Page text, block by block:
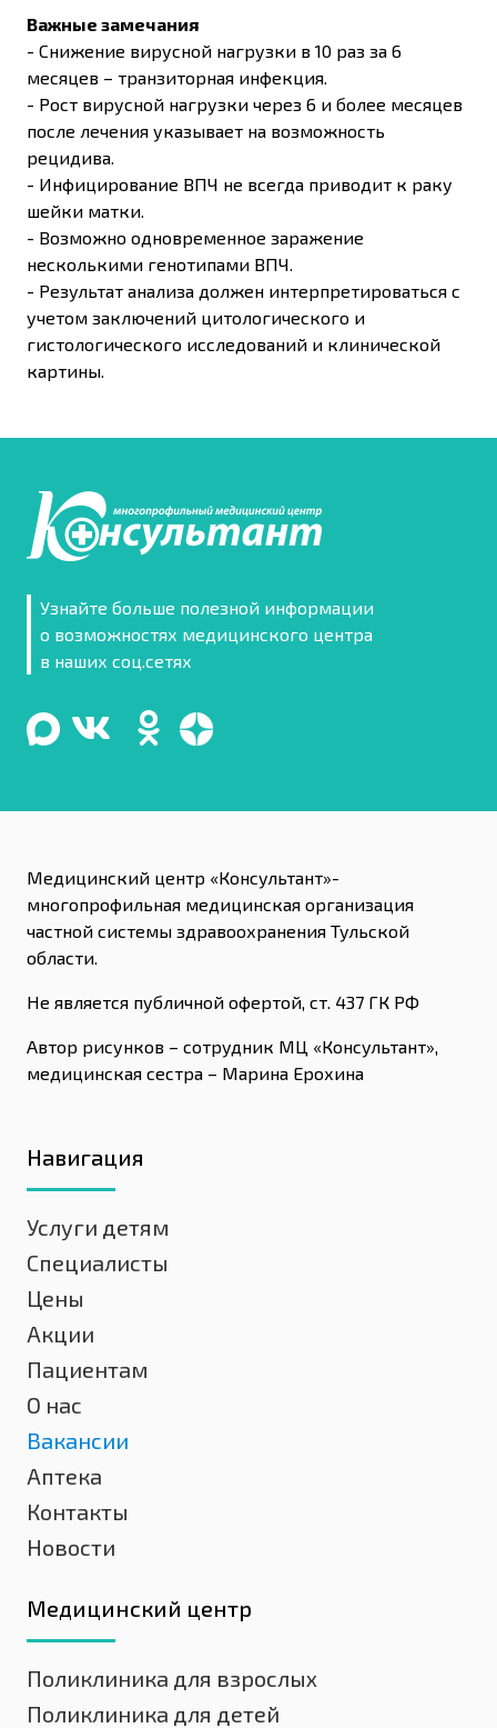
Важные замечания
- Снижение вирусной нагрузки в 10 раз за 6
месяцев – транзиторная инфекция.
- Рост вирусной нагрузки через 6 и более месяцев
после лечения указывает на возможность
рецидива.
- Инфицирование ВПЧ не всегда приводит к раку
шейки матки.
- Возможно одновременное заражение
несколькими генотипами ВПЧ.
- Результат анализа должен интерпретироваться с
учетом заключений цитологического и
гистологического исследований и клинической
картины.
Узнайте больше полезной информации
о возможностях медицинского центра
в наших соц.сетях
Медицинский центр «Консультант»-
многопрофильная медицинская организация
частной системы здравоохранения Тульской
области.
Не является публичной офертой, ст. 437 ГК РФ
Автор рисунков – сотрудник МЦ «Консультант»,
медицинская сестра – Марина Ерохина
Навигация
Услуги детям
Специалисты
Цены
Акции
Пациентам
О нас
Вакансии
Аптека
Контакты
Новости
Медицинский центр
Поликлиника для взрослых
Поликлиника для детей